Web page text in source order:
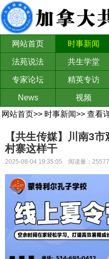
网站首页 时事新闻
法苑说法 共生学堂
专家论坛 精英专访
News 视频
网站首页>> 时事新闻>> 查看
【共生传媒】川南3
村寨这样干
2025-08-04 19:35:05 阅读量：25577